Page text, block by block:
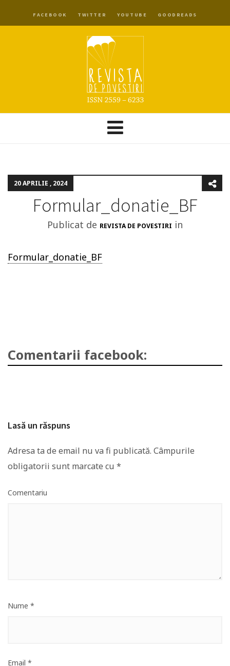
FACEBOOK TWITTER YOUTUBE GOODREADS
20 APRILIE , 2024
Formular_donatie_BF
Publicat de REVISTA DE POVESTIRI in
Formular_donatie_BF
Comentarii facebook:
Lasă un răspuns
Adresa ta de email nu va fi publicată. Câmpurile
obligatorii sunt marcate cu *
Comentariu
Nume *
Email *